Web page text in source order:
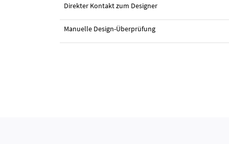
Direkter Kontakt zum Designer
Manuelle Design-Überprüfung